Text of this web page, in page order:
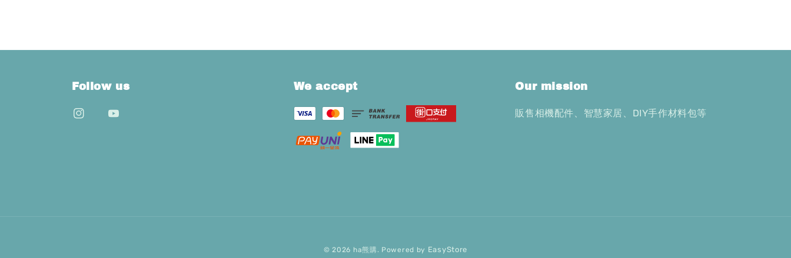
Follow us We accept Our mission
販售相機配件、智慧家居、DIY手作材料包等
© 2026 ha熊購. Powered by EasyStore